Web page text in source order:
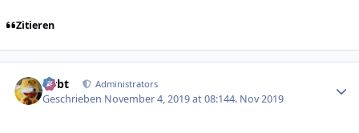
Zitieren
rtrbt Administrators
Geschrieben November 4, 2019 at 08:144. Nov 2019